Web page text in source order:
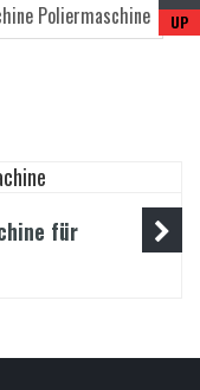
Poliermaschine
für